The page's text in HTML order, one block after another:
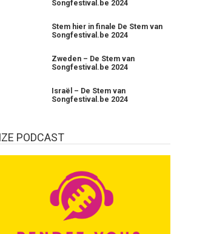
Songfestival.be 2024
Stem hier in finale De Stem van
Songfestival.be 2024
Zweden – De Stem van
Songfestival.be 2024
Israël – De Stem van
Songfestival.be 2024
PODCAST